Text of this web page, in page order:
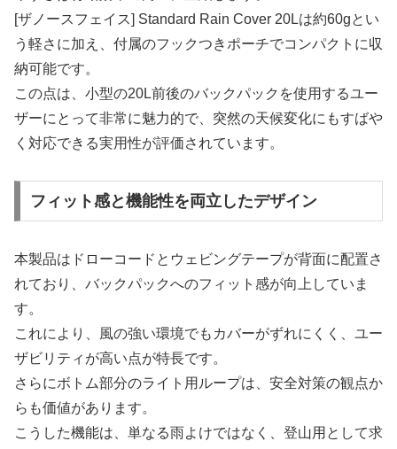
[ザノースフェイス] Standard Rain Cover 20Lは約60gとい
う軽さに加え、付属のフックつきポーチでコンパクトに収
納可能です。
この点は、小型の20L前後のバックパックを使用するユー
ザーにとって非常に魅力的で、突然の天候変化にもすばや
く対応できる実用性が評価されています。
フィット感と機能性を両立したデザイン
本製品はドローコードとウェビングテープが背面に配置さ
れており、バックパックへのフィット感が向上していま
す。
これにより、風の強い環境でもカバーがずれにくく、ユー
ザビリティが高い点が特長です。
さらにボトム部分のライト用ループは、安全対策の観点か
らも価値があります。
こうした機能は、単なる雨よけではなく、登山用として求